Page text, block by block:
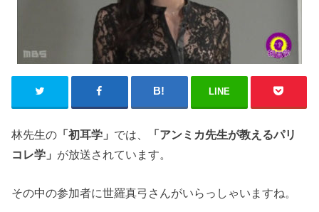
LINE
林先生の 「初耳学」 では、
「アンミカ先生が教えるパリ
コレ学」 が放送されています。
その中の参加者に世羅真弓さんがいらっしゃいますね。